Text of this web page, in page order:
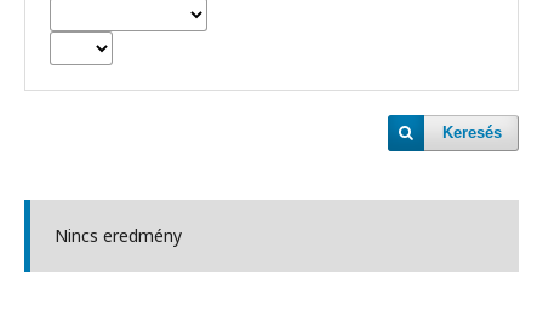
Keresés
Nincs eredmény